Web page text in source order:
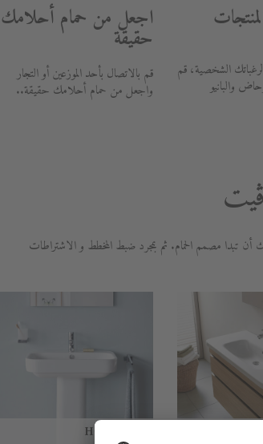
الشخصية، قم
والبانيو
اجعل من حمام أحلامك
حقيقة
قم بالاتصال بأحد الموزعين أو التجار
واجعل من حمام أحلامك حقيقة..
تبدا مصمم الحمام. ثم بمجرد ضبط المخطط و الاشتراطات
Happy D.2